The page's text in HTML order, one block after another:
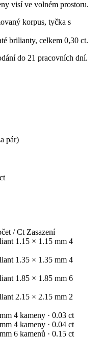
visí ve volném prostoru.
korpus, tyčka s
brilianty, celkem 0,30 ct.
do 21 pracovních dní.
pár)
/ Ct Zasazení
1.15 × 1.15 mm 4
1.35 × 1.35 mm 4
1.85 × 1.85 mm 6
2.15 × 2.15 mm 2
4 kameny · 0.03 ct
4 kameny · 0.04 ct
6 kamenů · 0.15 ct